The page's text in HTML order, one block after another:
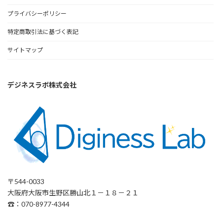
プライバシーポリシー
特定商取引法に基づく表記
サイトマップ
デジネスラボ株式会社
〒544-0033
大阪府大阪市生野区勝山北１－１８－２１
☎：070-8977-4344